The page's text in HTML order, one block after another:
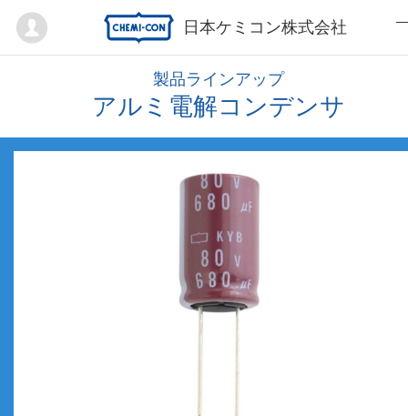
日本ケミコン株式会社
Mypage
製品ラインアップ
アルミ電解コンデンサ